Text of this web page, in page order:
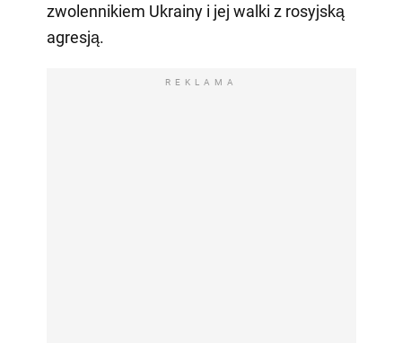
zwolennikiem Ukrainy i jej walki z rosyjską
agresją.
REKLAMA